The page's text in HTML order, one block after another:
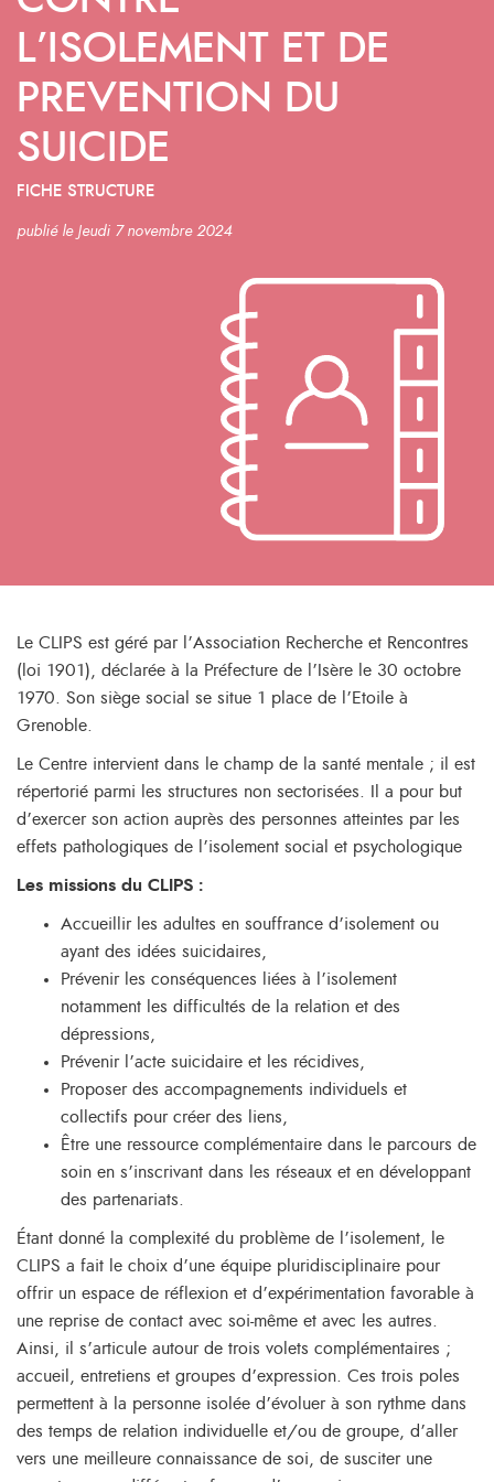
L’ISOLEMENT ET DE
PREVENTION DU
SUICIDE
FICHE STRUCTURE
publié le Jeudi 7 novembre 2024
Le CLIPS est géré par l’Association Recherche et Rencontres
(loi 1901), déclarée à la Préfecture de l’Isère le 30 octobre
1970. Son siège social se situe 1 place de l’Etoile à
Grenoble.
Le Centre intervient dans le champ de la santé mentale ; il est
répertorié parmi les structures non sectorisées. Il a pour but
d’exercer son action auprès des personnes atteintes par les
effets pathologiques de l’isolement social et psychologique
Les missions du CLIPS :
Accueillir les adultes en souffrance d’isolement ou
ayant des idées suicidaires,
Prévenir les conséquences liées à l’isolement
notamment les difficultés de la relation et des
dépressions,
Prévenir l’acte suicidaire et les récidives,
Proposer des accompagnements individuels et
collectifs pour créer des liens,
Être une ressource complémentaire dans le parcours de
soin en s’inscrivant dans les réseaux et en développant
des partenariats.
Étant donné la complexité du problème de l’isolement, le
CLIPS a fait le choix d’une équipe pluridisciplinaire pour
offrir un espace de réflexion et d’expérimentation favorable à
une reprise de contact avec soi-même et avec les autres.
Ainsi, il s’articule autour de trois volets complémentaires ;
accueil, entretiens et groupes d’expression. Ces trois poles
permettent à la personne isolée d’évoluer à son rythme dans
des temps de relation individuelle et/ou de groupe, d’aller
vers une meilleure connaissance de soi, de susciter une